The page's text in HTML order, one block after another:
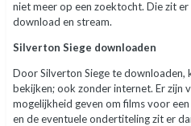
niet meer op een zoektocht. Die zit
download en stream.
Silverton Siege downloaden
Door Silverton Siege te downloaden,
bekijken; ook zonder internet. Er zijn
mogelijkheid geven om films voor
en de eventuele ondertiteling zit er